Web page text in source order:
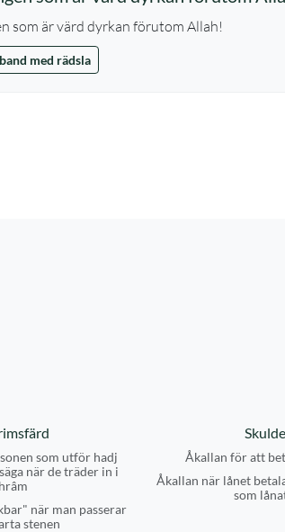
som är värd dyrkan förutom Allah!
med rädsla
som utför hadj
när de träder in i
när man passerar
stenen
Åkallan för att
Åkallan när lånet
som